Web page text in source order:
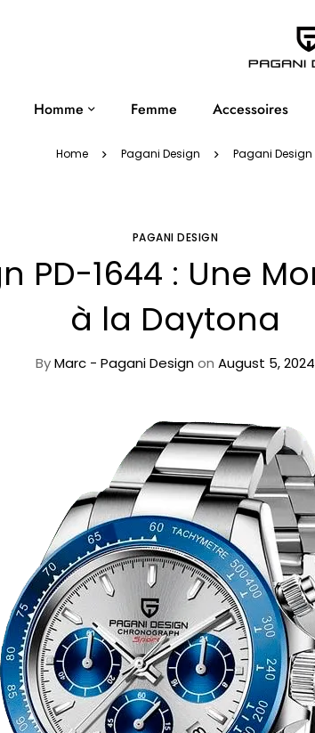
Homme Femme Accessoires
Home Pagani Design Pagani Design
PAGANI DESIGN
PD-1644 : Une
à la Daytona
ByMarc - Pagani Designon August 5, 2024